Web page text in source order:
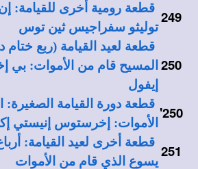
249 قطعة رومية أخرى للقيامة:
توليثو سفراجيس ثين توس
250
قطعة لعيد القيامة (ربع ختام
المسيح قام من الأموات: بي
إيفول
250
' قطعة دورة القيامة
الأموات: إخرستوس إنيستي
251 قطعة أخرى لعيد القيامة:
يسوع الذي قام من الأموات